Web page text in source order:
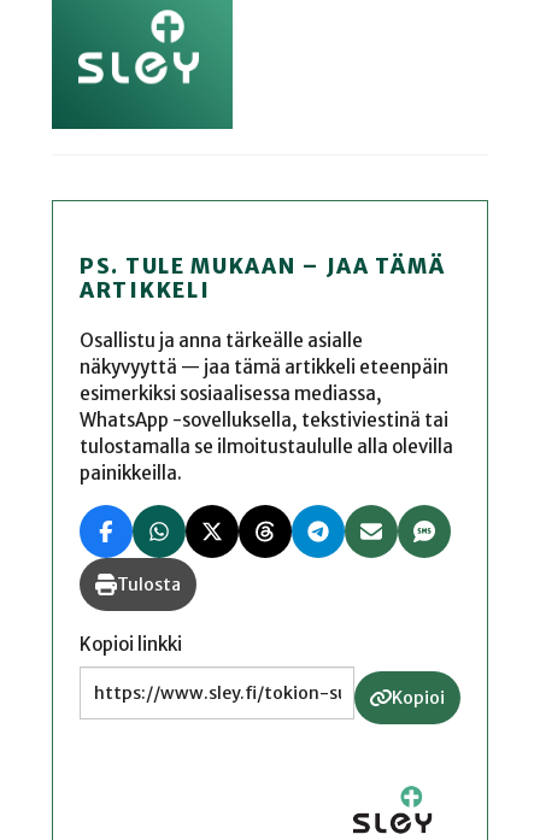
PS. TULE MUKAAN – JAA TÄMÄ
ARTIKKELI
Osallistu ja anna tärkeälle asialle
näkyvyyttä — jaa tämä artikkeli eteenpäin
esimerkiksi sosiaalisessa mediassa,
WhatsApp -sovelluksella, tekstiviestinä tai
tulostamalla se ilmoitustaululle alla olevilla
painikkeilla.
Tulosta
Kopioi linkki
Kopioi